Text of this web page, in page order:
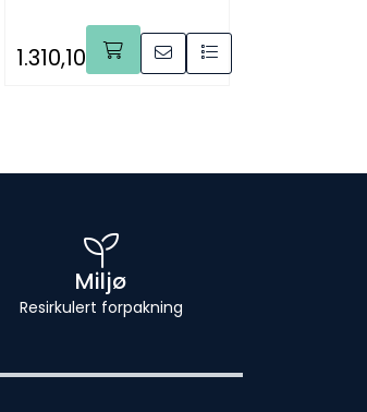
1.310,10
Miljø
Resirkulert forpakning